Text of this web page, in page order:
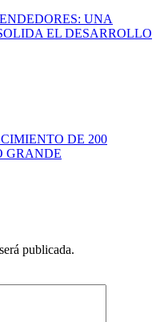
UNA
EL DESARROLLO
DE 200
GRANDE
publicada.